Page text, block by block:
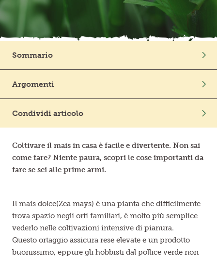
Frutta in pezzi
Polpe di frutta
Prodotti freschi
Sommario
Argomenti
Condividi articolo
Coltivare il mais in casa è facile e divertente. Non sai
come fare? Niente paura, scopri le cose importanti da
fare se sei alle prime armi.
Il mais dolce(Zea mays) è una pianta che difficilmente
trova spazio negli orti familiari, è molto più semplice
vederlo nelle coltivazioni intensive di pianura.
Questo ortaggio assicura rese elevate e un prodotto
buonissimo, eppure gli hobbisti dal pollice verde non